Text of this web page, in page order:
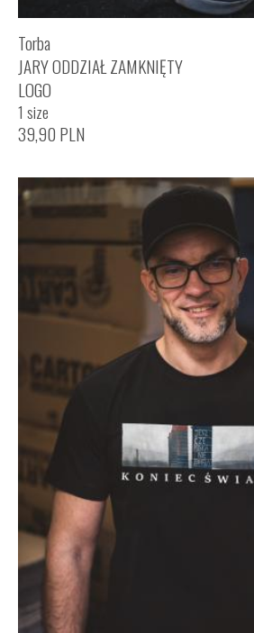
Torba
JARY ODDZIAŁ ZAMKNIĘTY
LOGO
1 size
39,90 PLN